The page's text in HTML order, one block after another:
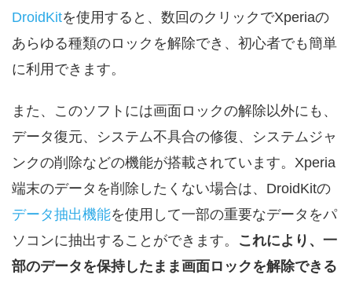
DroidKitを使用すると、数回のクリックでXperiaの
あらゆる種類のロックを解除でき、初心者でも簡単
に利用できます。
また、このソフトには画面ロックの解除以外にも、
データ復元、システム不具合の修復、システムジャ
ンクの削除などの機能が搭載されています。Xperia
端末のデータを削除したくない場合は、DroidKitの
データ抽出機能を使用して一部の重要なデータをパ
ソコンに抽出することができます。 これにより、一
部のデータを保持したまま画面ロックを解除できる